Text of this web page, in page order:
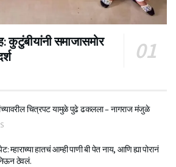
कुटुंबीयांनी समाजासमोर
चित्रपट यामुळे पुढे ढकलला – नागराज मंजुळे
म्हाराच्या हातचं आम्ही पाणी बी पेत नाय, आणि ह्या पोरानं
ठेवलं.